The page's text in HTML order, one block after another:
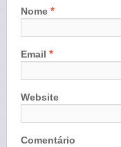
Nome *
Email *
Website
Comentário